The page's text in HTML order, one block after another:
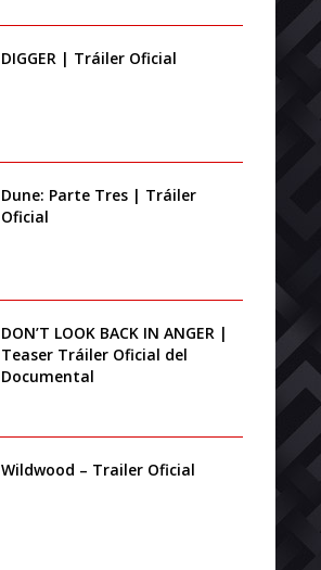
DIGGER | Tráiler Oficial
Dune: Parte Tres | Tráiler
Oficial
DON’T LOOK BACK IN ANGER |
Teaser Tráiler Oficial del
Documental
Wildwood – Trailer Oficial